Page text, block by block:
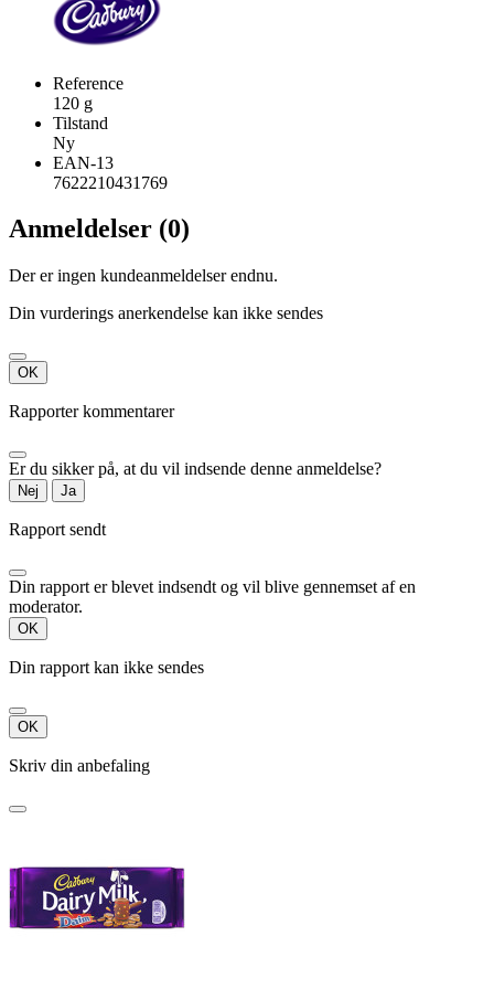
Reference
120 g
Tilstand
Ny
EAN-13
7622210431769
Anmeldelser (0)
Der er ingen kundeanmeldelser endnu.
Din vurderings anerkendelse kan ikke sendes
OK
Rapporter kommentarer
Er du sikker på, at du vil indsende denne anmeldelse?
Nej Ja
Rapport sendt
Din rapport er blevet indsendt og vil blive gennemset af en
moderator.
OK
Din rapport kan ikke sendes
OK
Skriv din anbefaling